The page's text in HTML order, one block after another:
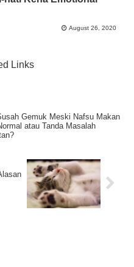
August 26, 2020
Links
Gemuk Meski Nafsu Makan
atau Tanda Masalah